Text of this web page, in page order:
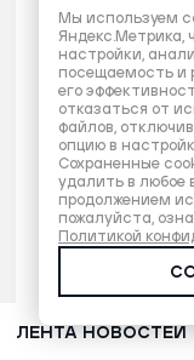
ЛЕНТА НОВОСТЕЙ
Мы используем
Яндекс.Метрика,
настройки,
посещаемость и
его
отказаться от
файлов,
опцию в
Сохраненные
удалить в любое
продолжением
пожалуйста,
Политикой